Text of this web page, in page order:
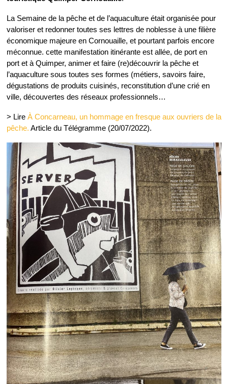
La Semaine de la pêche et de l’aquaculture était organisée pour
valoriser et redonner toutes ses lettres de noblesse à une filière
économique majeure en Cornouaille, et pourtant parfois encore
méconnue. cette manifestation itinérante est allée, de port en
port et à Quimper, animer et faire (re)découvrir la pêche et
l’aquaculture sous toutes ses formes (métiers, savoirs faire,
dégustations de produits cuisinés, reconstitution d’une crié en
ville, découvertes des réseaux professionnels…
> Lire À Concarneau, un hommage en fresque aux ouvriers de la
pêche. Article du Télégramme (20/07/2022).